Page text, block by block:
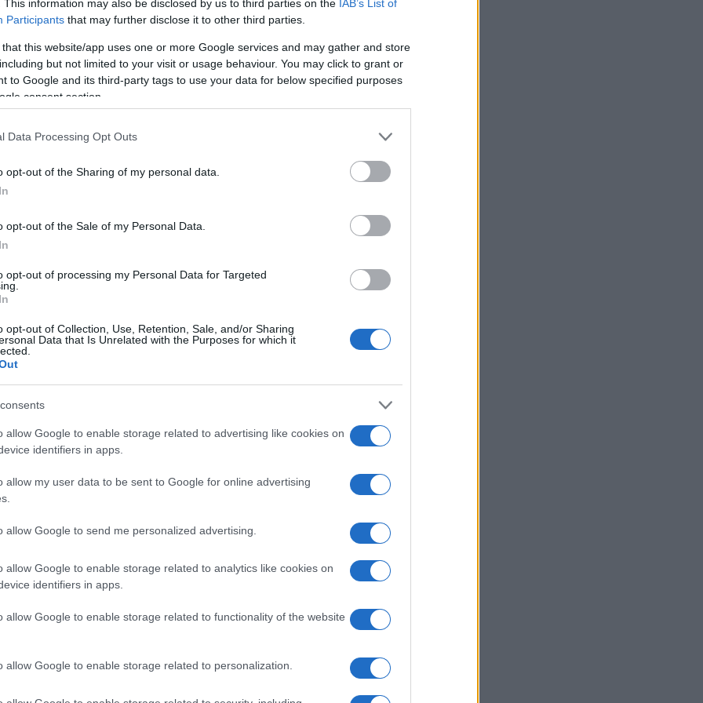
This information may also be disclosed by us to third parties on the IAB’s List of
Participants that may further disclose it to other third parties.
that this website/app uses one or more Google services and may gather and store
but not limited to your visit or usage behaviour. You may click to grant or
to Google and its third-party tags to use your data for below specified purposes
consent section.
Data Processing Opt Outs
opt-out of the Sharing of my personal data.
opt-out of the Sale of my Personal Data.
opt-out of processing my Personal Data for Targeted
opt-out of Collection, Use, Retention, Sale, and/or Sharing
Data that Is Unrelated with the Purposes for which it
allow Google to enable storage related to advertising like cookies on
identifiers in apps.
allow my user data to be sent to Google for online advertising
allow Google to send me personalized advertising.
allow Google to enable storage related to analytics like cookies on
identifiers in apps.
allow Google to enable storage related to functionality of the website
allow Google to enable storage related to personalization.
na ursynowskim parkingu
przerażenia. Warunki
na minutę coraz gorsze. Mała
deszcz podszyty burzowym wiatrem.
ręką przejmuję od kolegi klucz do
Obaj wiemy, że aura nie sprzyja
silnikiem, zdolnej przyspieszać od 0
maksymalnie 281 km/h. Niebo i asfalt
inaczej, ale nic na to nie poradzimy
Caymana wykończonej skórzaną
trójramienną kierownicę. Jest
sportowych zawsze jest
kokpitu - nienaganne. Pozycja
wszystko, czego można tu dotknąć,
prócz... daszków
elementów kabiny wyglądają one
w "moim" egzemplarzu lusterka w
O Boże! O czym ja gadam? Emocje
bo czepiam się nieistotnych detali.
stronie kierownicy stacyjkę
za moimi plecami. 3,4-litrowy
sztucznym podbiciem obrotów
lubimy! Porsche-owski bokser na
pływając delikatnie po skali
wydechu ogrzewającego zawartość
Wrzucam wsteczny bieg,